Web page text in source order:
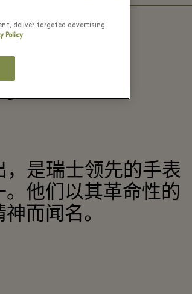
，是瑞士领先的手表
他们以其革命性的
而闻名。
deliver targeted advertising
Policy